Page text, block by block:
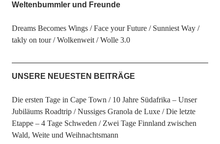
Weltenbummler und Freunde
Dreams Becomes Wings Face your Future
Sunniest Way
takly on tour
Wolkenweit Wolle 3.0
UNSERE NEUESTEN BEITRÄGE
Die ersten Tage in Cape Town
10 Jahre Südafrika – Unser
Jubiläums Roadtrip
Nussiges Granola de Luxe
Die letzte
Etappe – 4 Tage Schweden
Zwei Tage Finnland zwischen
Wald, Weite und Weihnachtsmann